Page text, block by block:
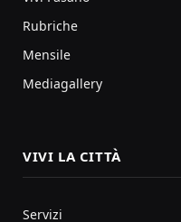
Rubriche
Mensile
Mediagallery
VIVI LA CITTÀ
Servizi